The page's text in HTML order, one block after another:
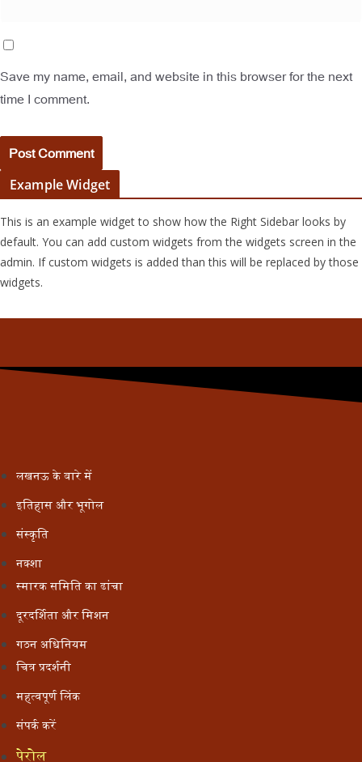
Save my name, email, and website in this browser for the next
time I comment.
Example Widget
This is an example widget to show how the Right Sidebar looks by
default. You can add custom widgets from the widgets screen in the
admin. If custom widgets is added than this will be replaced by those
widgets.
लखनऊ के बारे में
इतिहास और भूगोल
संस्कृति
नक्शा
स्मारक समिति का ढांचा
दूरदर्शिता और मिशन
गठन अधिनियम
चित्र प्रदर्शनी
महत्वपूर्ण लिंक
संपर्क करें
पेरोल